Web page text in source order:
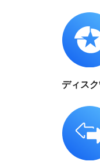
ディス